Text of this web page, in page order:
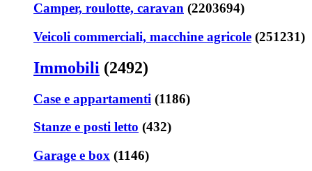
Camper, roulotte, caravan (2203694)
Veicoli commerciali, macchine agricole (251231)
Immobili (2492)
Case e appartamenti (1186)
Stanze e posti letto (432)
Garage e box (1146)